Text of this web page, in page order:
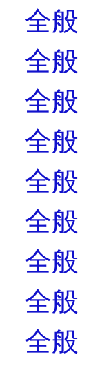
全般
全般
全般
全般
全般
全般
全般
全般
全般